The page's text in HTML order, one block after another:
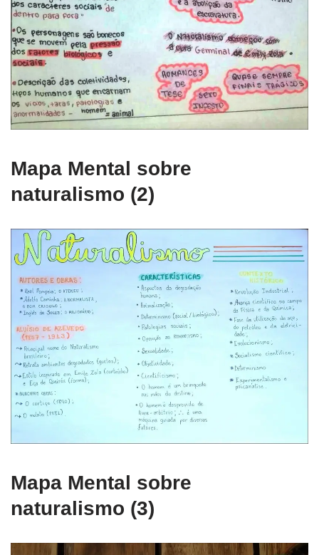
Mapa Mental sobre
naturalismo (2)
Mapa Mental sobre
naturalismo (3)